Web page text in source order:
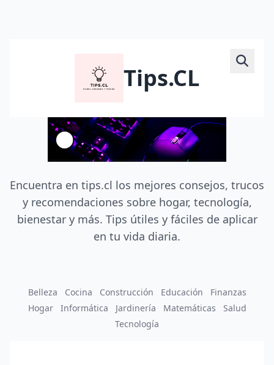
Tips.CL
Encuentra en tips.cl los mejores consejos, trucos
y recomendaciones sobre hogar, tecnología,
bienestar y más. Tips útiles y fáciles de aplicar
en tu vida diaria.
Belleza Cocina Construcción Educación
Finanzas
Hogar
Informática Jardinería Matemáticas
Salud
Tecnología